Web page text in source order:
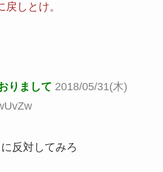
しとけ。
りまして 2018/05/31(木)
反対してみろ